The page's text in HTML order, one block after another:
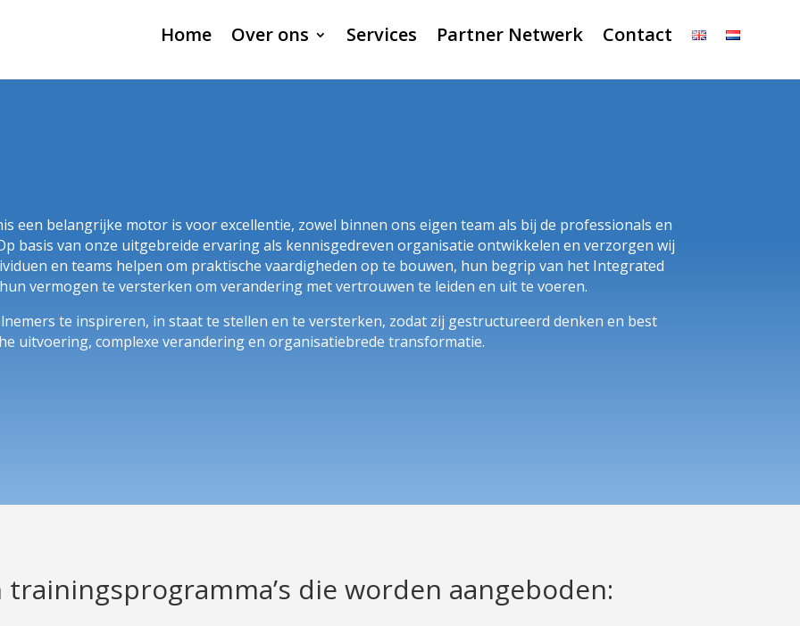
Home Over ons Services Partner Netwerk Contact
een belangrijke motor is voor excellentie, zowel binnen ons eigen team als bij de professionals en
basis van onze uitgebreide ervaring als kennisgedreven organisatie ontwikkelen en verzorgen wij
en teams helpen om praktische vaardigheden op te bouwen, hun begrip van het Integrated
vermogen te versterken om verandering met vertrouwen te leiden en uit te voeren.
te inspireren, in staat te stellen en te versterken, zodat zij gestructureerd denken en best
uitvoering, complexe verandering en organisatiebrede transformatie.
die worden aangeboden: